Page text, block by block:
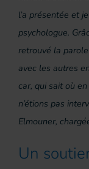
l’a présentée et
psychologue.
retrouvé la
avec les autres
car, qui sait où
n’étions pas
Elmouner,
Un